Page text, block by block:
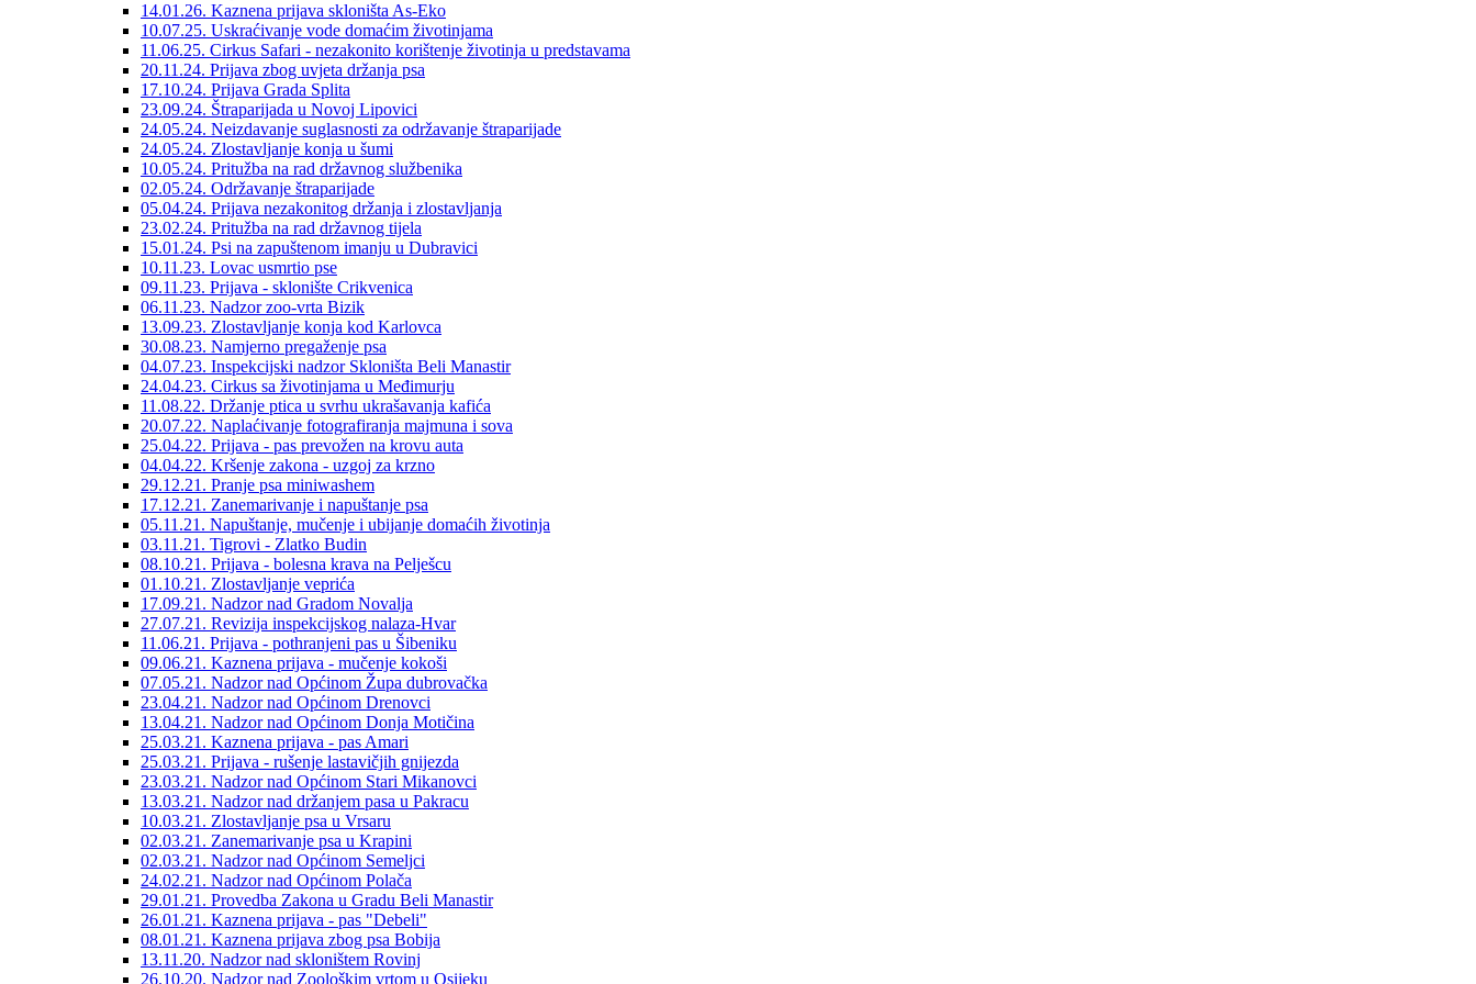
14.01.26. Kaznena prijava skloništa As-Eko
10.07.25. Uskraćivanje vode domaćim životinjama
11.06.25. Cirkus Safari - nezakonito korištenje životinja u predstavama
20.11.24. Prijava zbog uvjeta držanja psa
17.10.24. Prijava Grada Splita
23.09.24. Štraparijada u Novoj Lipovici
24.05.24. Neizdavanje suglasnosti za održavanje štraparijade
24.05.24. Zlostavljanje konja u šumi
10.05.24. Pritužba na rad državnog službenika
02.05.24. Održavanje štraparijade
05.04.24. Prijava nezakonitog držanja i zlostavljanja
23.02.24. Pritužba na rad državnog tijela
15.01.24. Psi na zapuštenom imanju u Dubravici
10.11.23. Lovac usmrtio pse
09.11.23. Prijava - sklonište Crikvenica
06.11.23. Nadzor zoo-vrta Bizik
13.09.23. Zlostavljanje konja kod Karlovca
30.08.23. Namjerno pregaženje psa
04.07.23. Inspekcijski nadzor Skloništa Beli Manastir
24.04.23. Cirkus sa životinjama u Međimurju
11.08.22. Držanje ptica u svrhu ukrašavanja kafića
20.07.22. Naplaćivanje fotografiranja majmuna i sova
25.04.22. Prijava - pas prevožen na krovu auta
04.04.22. Kršenje zakona - uzgoj za krzno
29.12.21. Pranje psa miniwashem
17.12.21. Zanemarivanje i napuštanje psa
05.11.21. Napuštanje, mučenje i ubijanje domaćih životinja
03.11.21. Tigrovi - Zlatko Budin
08.10.21. Prijava - bolesna krava na Pelješcu
01.10.21. Zlostavljanje veprića
17.09.21. Nadzor nad Gradom Novalja
27.07.21. Revizija inspekcijskog nalaza-Hvar
11.06.21. Prijava - pothranjeni pas u Šibeniku
09.06.21. Kaznena prijava - mučenje kokoši
07.05.21. Nadzor nad Općinom Župa dubrovačka
23.04.21. Nadzor nad Općinom Drenovci
13.04.21. Nadzor nad Općinom Donja Motičina
25.03.21. Kaznena prijava - pas Amari
25.03.21. Prijava - rušenje lastavičjih gnijezda
23.03.21. Nadzor nad Općinom Stari Mikanovci
13.03.21. Nadzor nad držanjem pasa u Pakracu
10.03.21. Zlostavljanje psa u Vrsaru
02.03.21. Zanemarivanje psa u Krapini
02.03.21. Nadzor nad Općinom Semeljci
24.02.21. Nadzor nad Općinom Polača
29.01.21. Provedba Zakona u Gradu Beli Manastir
26.01.21. Kaznena prijava - pas "Debeli"
08.01.21. Kaznena prijava zbog psa Bobija
13.11.20. Nadzor nad skloništem Rovinj
26.10.20. Nadzor nad Zoološkim vrtom u Osijeku